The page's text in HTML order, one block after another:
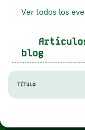
Ver todos los
blog
TÍTULO